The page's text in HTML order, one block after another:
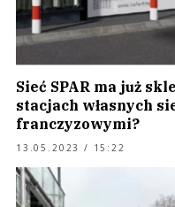
Sieć SPAR ma już
stacjach własnych
franczyzowymi?
13.05.2023 / 15:22